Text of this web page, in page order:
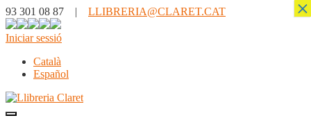
93 301 08 87 | LLIBRERIA@CLARET.CAT
Iniciar sessió
Català
Español
×